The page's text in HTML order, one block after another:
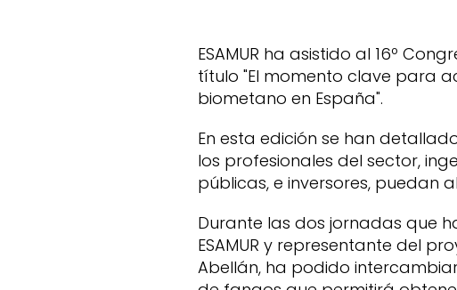
ESAMUR ha asistido al 16º
título "El momento clave para
biometano en España".
En esta edición se han
los profesionales del sector,
públicas, e inversores, puedan
Durante las dos jornadas que
ESAMUR y representante del
Abellán, ha podido